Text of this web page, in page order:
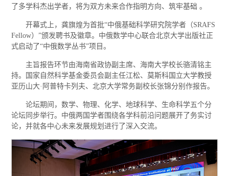
了多学科杰出学者，将为双方未来合作指明方向、筑牢基础 。
开幕式上，龚旗煌为首批“中俄基础科学研究院学者（SRAFS
Fellow）”颁发聘书及徽章。中俄数学中心联合北京大学出版社正
式启动了“中俄数学丛书”项目。
主旨报告环节由海南省政协副主席、海南大学校长骆清铭主
持。国家自然科学基金委员会副主任江松、莫斯科国立大学教授
亚历山大·阿普特卡列夫、北京大学常务副校长张锦分别作报告。
论坛期间，数学、物理、化学、地球科学、生命科学五个分
论坛同步举行。中俄两国学者围绕各学科前沿问题展开了务实讨
论，并就各中心未来发展规划进行了深入交流。